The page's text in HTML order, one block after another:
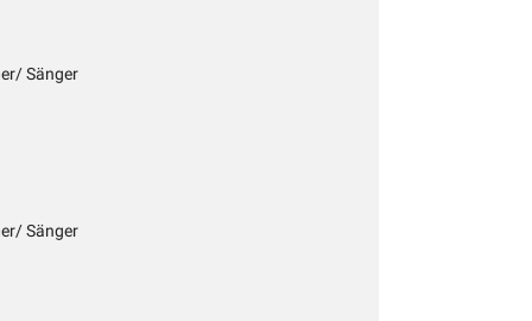
Sänger
Sänger